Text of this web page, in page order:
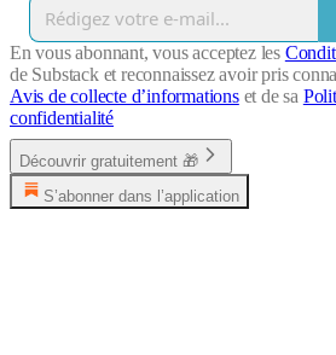
En vous abonnant, vous acceptez les
de Substack et reconnaissez avoir pris
Avis de collecte d’informationset de sa
confidentialité
Découvrir gratuitement 🎁
S’abonner dans l’application